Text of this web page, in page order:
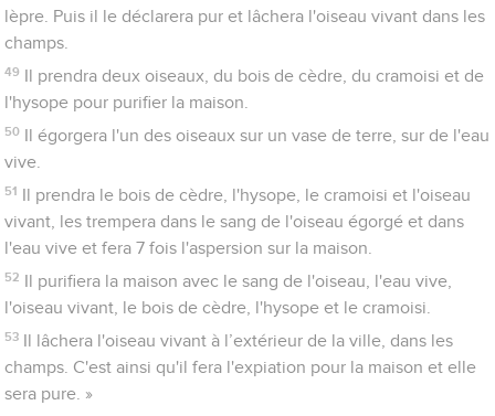
lèpre. Puis il le déclarera pur et lâchera l'oiseau vivant dans les
champs.
49
Il prendra deux oiseaux, du bois de cèdre, du cramoisi et de
l'hysope pour purifier la maison.
50
Il égorgera l'un des oiseaux sur un vase de terre, sur de l'eau
vive.
51
Il prendra le bois de cèdre, l'hysope, le cramoisi et l'oiseau
vivant, les trempera dans le sang de l'oiseau égorgé et dans
l'eau vive et fera 7 fois l'aspersion sur la maison.
52
Il purifiera la maison avec le sang de l'oiseau, l'eau vive,
l'oiseau vivant, le bois de cèdre, l'hysope et le cramoisi.
53
Il lâchera l'oiseau vivant à l’extérieur de la ville, dans les
champs. C'est ainsi qu'il fera l'expiation pour la maison et elle
sera pure. »